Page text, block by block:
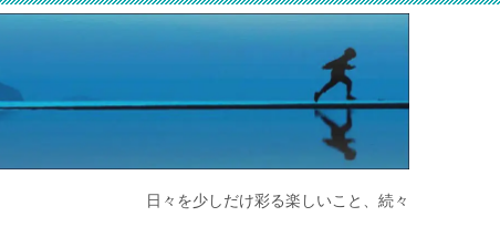
日々を少しだけ彩る楽しいこと、続々